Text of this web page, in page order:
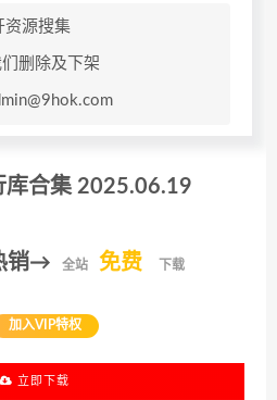
资源搜集
删除及下架
库合集 2025.06.19
销→ 全站 免费 下载
加入VIP特权
立即下载